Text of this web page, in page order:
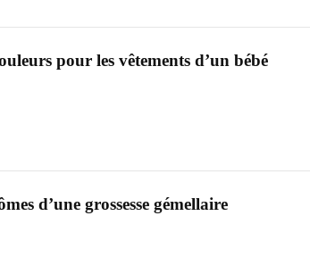
pour les vêtements d’un bébé
d’une grossesse gémellaire